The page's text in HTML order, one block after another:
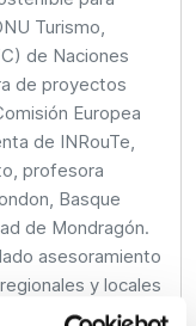
Turismo,
de Naciones
de proyectos
Europea
de INRouTe,
profesora
Basque
de Mondragón.
asesoramiento
y locales
con